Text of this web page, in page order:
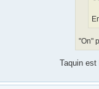
"On"
Taquin